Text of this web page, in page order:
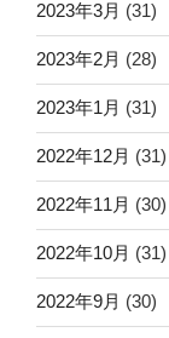
2023年3月 (31)
2023年2月 (28)
2023年1月 (31)
2022年12月 (31)
2022年11月 (30)
2022年10月 (31)
2022年9月 (30)